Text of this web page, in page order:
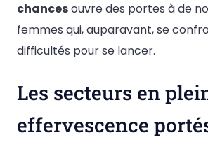
chancesouvre des portes à de
femmes qui, auparavant, se
difficultés pour se lancer.
Les secteurs en
effervescence